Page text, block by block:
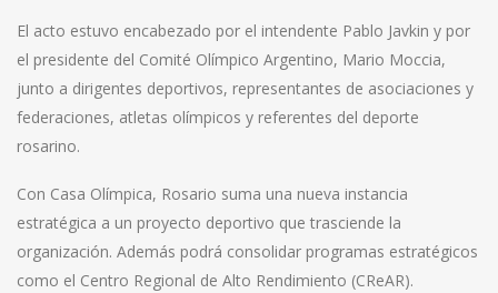
El acto estuvo encabezado por el intendente Pablo Javkin y por
el presidente del Comité Olímpico Argentino, Mario Moccia,
junto a dirigentes deportivos, representantes de asociaciones y
federaciones, atletas olímpicos y referentes del deporte
rosarino.
Con Casa Olímpica, Rosario suma una nueva instancia
estratégica a un proyecto deportivo que trasciende la
organización. Además podrá consolidar programas estratégicos
como el Centro Regional de Alto Rendimiento (CReAR).